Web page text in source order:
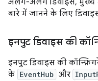
अलग-अलग डिवाइस, मुख्य
बारे में जानने के लिए
इनपुट डिवाइस की
इनपुट डिवाइस की
के EventHub और